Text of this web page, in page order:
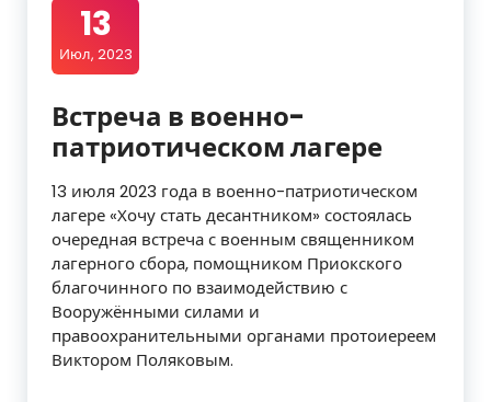
13
Июл, 2023
Встреча в военно-
патриотическом лагере
13 июля 2023 года в военно-патриотическом
лагере «Хочу стать десантником» состоялась
очередная встреча с военным священником
лагерного сбора, помощником Приокского
благочинного по взаимодействию с
Вооружёнными силами и
правоохранительными органами протоиереем
Виктором Поляковым.